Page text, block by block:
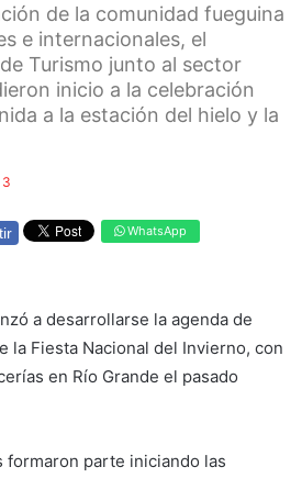
de la comunidad fueguina
e internacionales, el
Turismo junto al sector
inicio a la celebración
a la estación del hielo y la
3
WhatsApp
a desarrollarse la agenda de
la Fiesta Nacional del Invierno, con
en Río Grande el pasado
formaron parte iniciando las